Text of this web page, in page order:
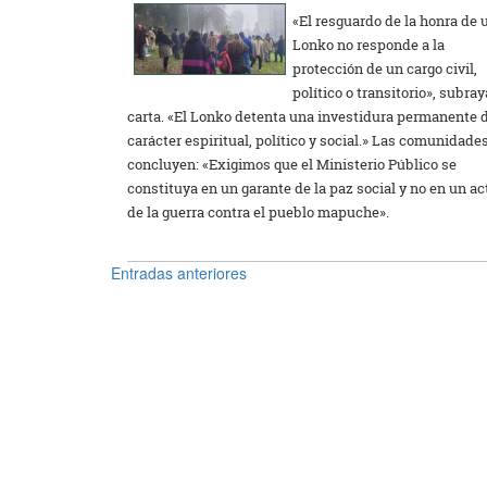
«El resguardo de la honra de
Lonko no responde a la
protección de un cargo civil,
político o transitorio»,
carta. «El Lonko detenta una investidura permanente
carácter espiritual, político y social.» Las comunidades
concluyen: «Exigimos que el Ministerio Público se
constituya en un garante de la paz social y no en un
de la guerra contra el pueblo mapuche».
Entradas anteriores